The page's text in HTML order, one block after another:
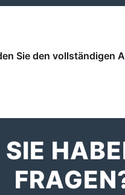
Sie den vollständigen
SIE